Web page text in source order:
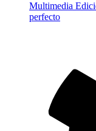
Multimedia
perfecto